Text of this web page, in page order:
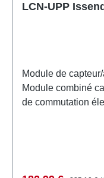
LCN-UPP
Module de
Module combiné
de commutation
fonctions. Entrée